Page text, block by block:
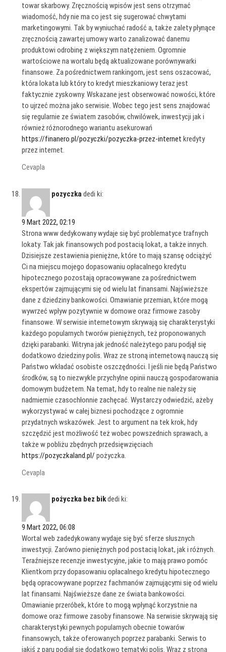
towar skarbowy. Zręcznością wpisów jest sens otrzymać
wiadomość, hdy nie ma co jest się sugerować chwytami
marketingowymi. Tak by wyniuchać radość a, także zalety płynące
zręcznością zawartej umowy warto zanalizować danemu
produktowi odrobinę z większym natężeniem. Ogromnie
wartościowe na wortalu będą aktualizowane porównywarki
finansowe. Za pośrednictwem rankingom, jest sens oszacować,
która lokata lub który to kredyt mieszkaniowy teraz jest
faktycznie zyskowny. Wskazane jest obserwować nowości, które
to ujrzeć można jako serwisie. Wobec tego jest sens znajdować
się regularnie ze światem zasobów, chwilówek, inwestycji jak i
również różnorodnego wariantu asekurowań
https://finanero.pl/pozyczki/pozyczka-przez-internet kredyty
przez internet.
Cevapla
pozyczka dedi ki:
9 Mart 2022, 02:19
Strona www dedykowany wydaje się być problematyce trafnych
lokaty. Tak jak finansowych pod postacią lokat, a także innych.
Dzisiejsze zestawienia pieniężne, które to mają szansę odciążyć
Ci na miejscu mojego dopasowaniu opłacalnego kredytu
hipotecznego pozostają opracowywane za pośrednictwem
ekspertów zajmującymi się od wielu lat finansami. Najświeższe
dane z dziedziny bankowości. Omawianie przemian, które mogą
wywrzeć wpływ pozytywnie w domowe oraz firmowe zasoby
finansowe. W serwisie internetowym skrywają się charakterystyki
każdego popularnych tworów pieniężnych, też proponowanych
dzięki parabanki. Witryna jak jedność należytego paru podjął się
dodatkowo dziedziny polis. Wraz ze stroną internetową nauczą się
Państwo wkładać osobiste oszczędności. I jeśli nie będą Państwo
środków, są to niezwykle przychylne opinii nauczą gospodarowania
domowym budżetem. Na temat, hdy to realne nie należy się
nadmiernie czasochłonnie zachęcać. Wystarczy odwiedzić, ażeby
wykorzystywać w całej biznesi pochodzące z ogromnie
przydatnych wskazówek. Jest to argument na tek krok, hdy
szczędzić jest możliwość też wobec powszednich sprawach, a
także w pobliżu zbędnych przedsięwzięciach
https://pozyczkaland.pl/ pożyczka.
Cevapla
pożyczka bez bikdedi ki:
9 Mart 2022, 06:08
Wortal web zadedykowany wydaje się być sferze słusznych
inwestycji. Zarówno pieniężnych pod postacią lokat, jak i różnych.
Teraźniejsze recenzje inwestycyjne, jakie to mają prawo pomóc
Klientkom przy dopasowaniu opłacalnego kredytu hipotecznego
będą opracowywane poprzez fachmanów zajmującymi się od wielu
lat finansami. Najświeższe dane ze świata bankowości.
Omawianie przeróbek, które to mogą wpłynąć korzystnie na
domowe oraz firmowe zasoby finansowe. Na serwisie skrywają się
charakterystyki pewnych popularnych obecnie towarów
finansowych, także oferowanych poprzez parabanki. Serwis to
jakiś z paru podjął się dodatkowo tematyki polis. Wraz z stroną